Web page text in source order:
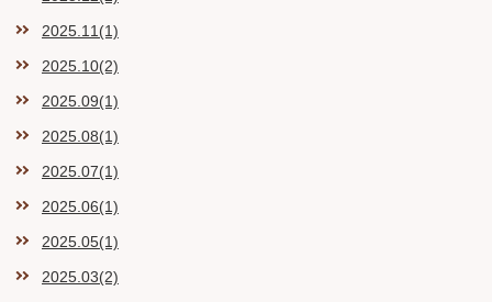
2025.11(1)
2025.10(2)
2025.09(1)
2025.08(1)
2025.07(1)
2025.06(1)
2025.05(1)
2025.03(2)